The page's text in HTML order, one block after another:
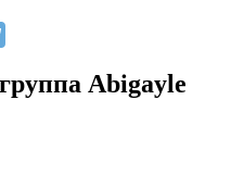
Abigayle